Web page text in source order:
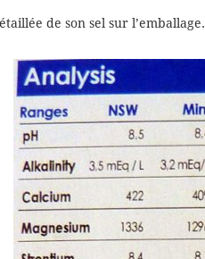
de son sel sur l’emballage.